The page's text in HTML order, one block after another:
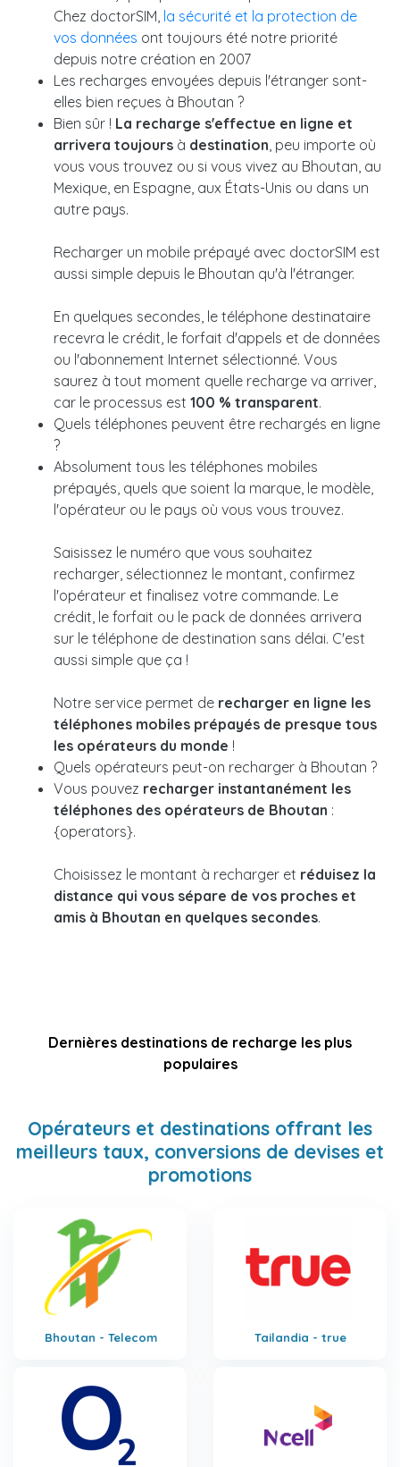
Chez doctorSIM, la sécurité et la protection de
vos données ont toujours été notre priorité
depuis notre création en 2007
Les recharges envoyées depuis l'étranger sont-
elles bien reçues à Bhoutan ?
Bien sûr ! La recharge s'effectue en ligne et
arrivera toujours à destination , peu importe où
vous vous trouvez ou si vous vivez au Bhoutan, au
Mexique, en Espagne, aux États-Unis ou dans un
autre pays.
Recharger un mobile prépayé avec doctorSIM est
aussi simple depuis le Bhoutan qu'à l'étranger.
En quelques secondes, le téléphone destinataire
recevra le crédit, le forfait d'appels et de données
ou l'abonnement Internet sélectionné. Vous
saurez à tout moment quelle recharge va arriver,
car le processus est 100 % transparent.
Quels téléphones peuvent être rechargés en ligne
?
Absolument tous les téléphones mobiles
prépayés, quels que soient la marque, le modèle,
l'opérateur ou le pays où vous vous trouvez.
Saisissez le numéro que vous souhaitez
recharger, sélectionnez le montant, confirmez
l'opérateur et finalisez votre commande. Le
crédit, le forfait ou le pack de données arrivera
sur le téléphone de destination sans délai. C'est
aussi simple que ça !
Notre service permet de recharger en ligne les
téléphones mobiles prépayés de presque tous
les opérateurs du monde !
Quels opérateurs peut-on recharger à Bhoutan ?
Vous pouvez recharger instantanément les
téléphones des opérateurs de Bhoutan :
{operators}.
Choisissez le montant à recharger et réduisez la
distance qui vous sépare de vos proches et
amis à Bhoutan en quelques secondes.
Dernières destinations de recharge les plus
populaires
Opérateurs et destinations offrant les
meilleurs taux, conversions de devises et
promotions
Bhoutan - Telecom Tailandia - true